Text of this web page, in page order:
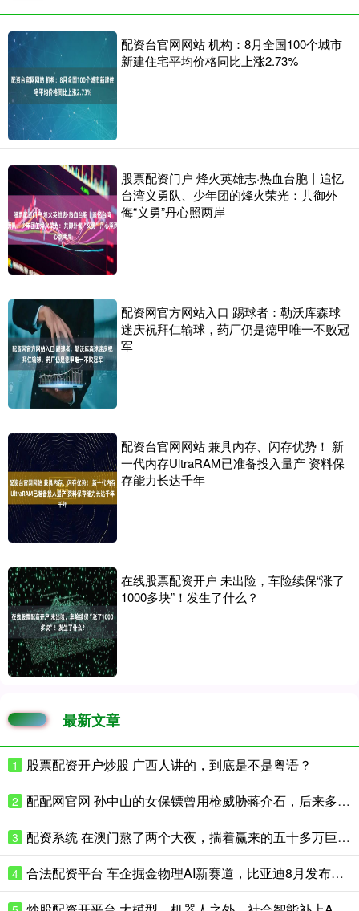
配资台官网网站 机构：8月全国100个城市
新建住宅平均价格同比上涨2.73%
股票配资门户 烽火英雄志·热血台胞丨追忆
台湾义勇队、少年团的烽火荣光：共御外
侮“义勇”丹心照两岸
配资网官方网站入口 踢球者：勒沃库森球
迷庆祝拜仁输球，药厂仍是德甲唯一不败冠
军
配资台官网网站 兼具内存、闪存优势！ 新
一代内存UltraRAM已准备投入量产 资料保
存能力长达千年
在线股票配资开户 未出险，车险续保“涨了
1000多块”！发生了什么？
最新文章
1 股票配资开户炒股 广西人讲的，到底是不是粤语？
2 配配网官网 孙中山的女保镖曾用枪威胁蒋介石，后来多次拒绝蒋的拉拢
3 配资系统 在澳门熬了两个大夜，揣着赢来的五十多万巨款准备风光回家，结果不仅钱面
4 合法配资平台 车企掘金物理AI新赛道，比亚迪8月发布人形机器人，国证港股通科技指数强势涨超2%